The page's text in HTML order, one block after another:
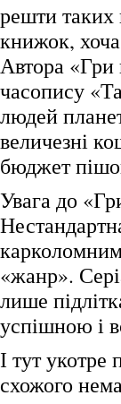
решти таких
книжок,
Автора «Гри
часопису
людей
величезні
бюджет
Увага до
«жанр».
лише
успішною і
І тут укотре
схожого